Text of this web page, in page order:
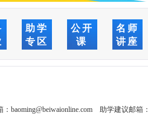
助学
专区
公开
课
名师
讲座
baoming@beiwaionline.com助学建议邮箱：